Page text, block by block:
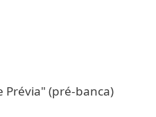
Prévia" (pré-banca)